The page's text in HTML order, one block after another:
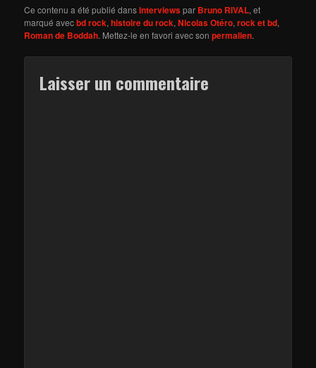
Ce contenu a été publié dansInterviewspar Bruno RIVAL, et
marqué avecbd rock,histoire du rock,Nicolas Otéro,rock et bd,
Roman de Boddah. Mettez-le en favori avec sonpermalien.
Laisser un commentaire